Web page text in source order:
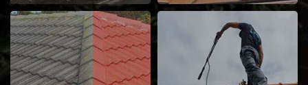
Nettoyage et
Isolation toiture 31